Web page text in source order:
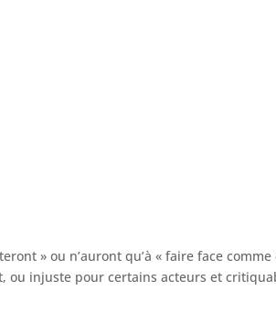
» ou n’auront qu’à « faire face
ou injuste pour certains acteurs et